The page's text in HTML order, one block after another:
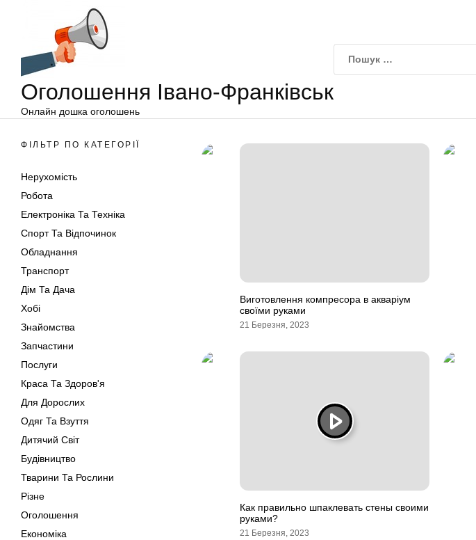
Оголошення Івано-Франківськ
Онлайн дошка оголошень
ФІЛЬТР ПО КАТЕГОРІЇ
Нерухомість
Робота
Електроніка Та Техніка
Спорт Та Відпочинок
Обладнання
Транспорт
Дім Та Дача
Хобі
Знайомства
Запчастини
Послуги
Краса Та Здоров'я
Для Дорослих
Одяг Та Взуття
Дитячий Світ
Будівництво
Тварини Та Рослини
Різне
Оголошення
Економіка
Виготовлення компресора в акваріум
своїми руками
21 Березня, 2023
Как правильно шпаклевать стены своими
руками?
21 Березня, 2023